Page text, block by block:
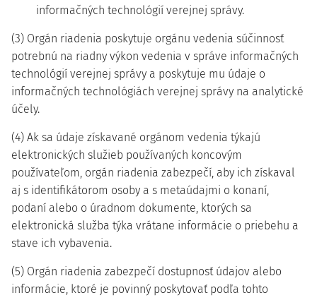
informačných technológií verejnej správy.
(3) Orgán riadenia poskytuje orgánu vedenia súčinnosť
potrebnú na riadny výkon vedenia v správe informačných
technológií verejnej správy a poskytuje mu údaje o
informačných technológiách verejnej správy na analytické
účely.
(4) Ak sa údaje získavané orgánom vedenia týkajú
elektronických služieb používaných koncovým
používateľom, orgán riadenia zabezpečí, aby ich získaval
aj s identifikátorom osoby a s metaúdajmi o konaní,
podaní alebo o úradnom dokumente, ktorých sa
elektronická služba týka vrátane informácie o priebehu a
stave ich vybavenia.
(5) Orgán riadenia zabezpečí dostupnosť údajov alebo
informácie, ktoré je povinný poskytovať podľa tohto